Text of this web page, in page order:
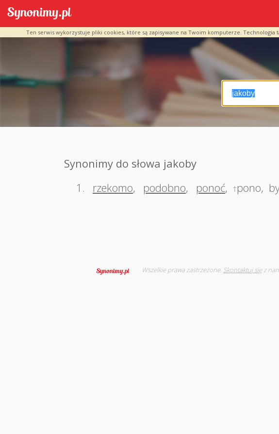
Ten serwis wykorzystuje pliki cookies, które są zapisywane na Twoim komputerze.
Synonimy do słowa jakoby
1.
rzekomo, podobno, ponoć, †pono,
Wszelkie prawa zastrzeżone. Skontaktuj sięz